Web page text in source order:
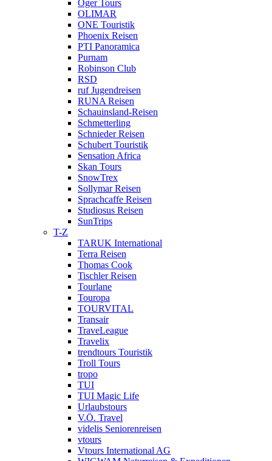
Öger Tours
OLIMAR
ONE Touristik
Phoenix Reisen
PTI Panoramica
Purnam
Robinson Club
RSD
ruf Jugendreisen
RUNA Reisen
Schauinsland-Reisen
Schmetterling
Schnieder Reisen
Schubert Touristik
Sensation Africa
Skan Tours
SnowTrex
Sollymar Reisen
Sprachcaffe Reisen
Studiosus Reisen
SunTrips
T-Z
TARUK International
Terra Reisen
Thomas Cook
Tischler Reisen
Tourlane
Touropa
TOURVITAL
Transair
TraveLeague
Travelix
trendtours Touristik
Troll Tours
tropo
TUI
TUI Magic Life
Urlaubstours
V.Ö. Travel
videlis Seniorenreisen
vtours
Vtours International AG